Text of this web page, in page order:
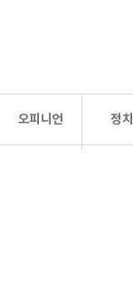
오피니언 정치